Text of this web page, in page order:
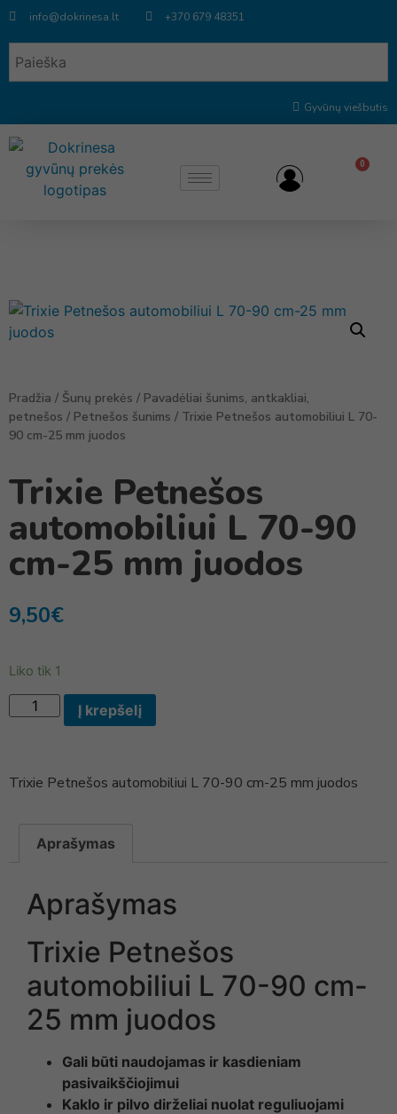
info@dokrinesa.lt +370 679 48351
Gyvūnų viešbutis
0
Pradžia / Šunų prekės / Pavadėliai šunims, antkakliai,
petnešos / Petnešos šunims / Trixie Petnešos automobiliui L 70-
90 cm-25 mm juodos
Trixie Petnešos
automobiliui L 70-90
cm-25 mm juodos
9,50€
Liko tik 1
Į krepšelį
Trixie Petnešos automobiliui L 70-90 cm-25 mm juodos
Aprašymas
Aprašymas
Trixie Petnešos
automobiliui L 70-90 cm-
25 mm juodos
Gali būti naudojamas ir kasdieniam
pasivaikščiojimui
Kaklo ir pilvo dirželiai nuolat reguliuojami